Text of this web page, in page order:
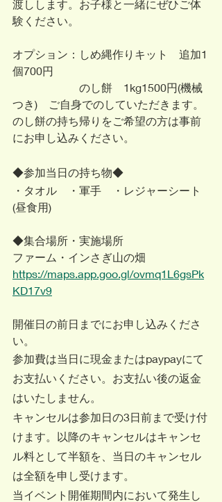
渡しします。お子様と一緒にぜひご体
験ください。
オプション：しめ縄作りキット　追加1
個700円
​　　　　　　のし餅　1kg1500円(機械
つき)　ご自身でのしていただきます。
のし餅の持ち帰りをご希望の方は事前
にお申し込みください。
◆参加当日の持ち物◆
・タオル　・軍手　・レジャーシート
(昼食用)
◆集合場所・実施場所
ファーム・インさぎ山の畑
https://maps.app.goo.gl/ovmq1L6gsPk
KD17v9
開催日の前日までにお申し込みくださ
い。
参加費は当日に現金またはpaypayにて
お支払いください。お支払い後の返金
はいたしません。
キャンセルは参加日の3日前まで受け付
けます。以降のキャンセルはキャンセ
ル料として半額を、当日のキャンセル
は全額を申し受けます。
当イベント開催期間内において発生し